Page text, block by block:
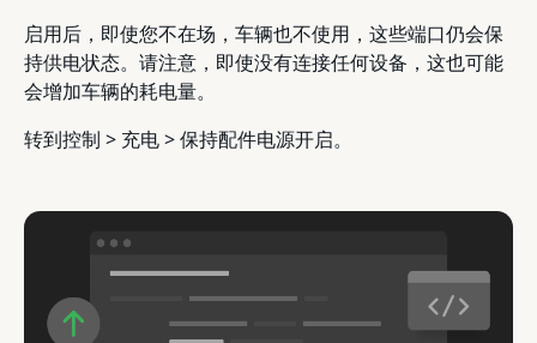
启用后，即使您不在场，车辆也不使用，这些端口仍会保
持供电状态。请注意，即使没有连接任何设备，这也可能
会增加车辆的耗电量。
转到控制 > 充电 > 保持配件电源开启。